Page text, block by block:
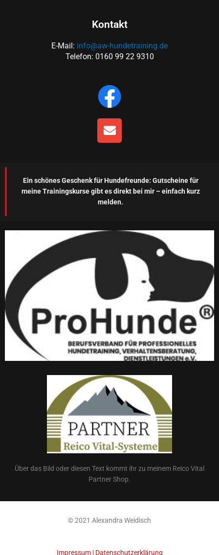
Kontakt
E-Mail: info@aw-hundetraining.de
Telefon: 0160 99 22 9310
E
n
o
p
e
Ein schönes Geschenk für Hundefreunde: Gutscheine für
meine Trainingskurse gibt es direkt bei mir – einfach kurz
melden.
Über das Bild oder diesen Text kommt ihr zu meinem Reico Vital
Partner Shop.
© 2021 Alexandra Weidisch
Impressum| Datenschutzerklärung